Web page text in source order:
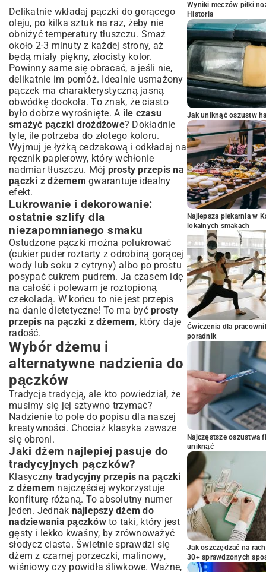
Delikatnie wkładaj pączki do gorącego
oleju, po kilka sztuk na raz, żeby nie
obniżyć temperatury tłuszczu. Smaż
około 2-3 minuty z każdej strony, aż
będą miały piękny, złocisty kolor.
Powinny same się obracać, a jeśli nie,
delikatnie im pomóż. Idealnie usmażony
pączek ma charakterystyczną jasną
obwódkę dookoła. To znak, że ciasto
było dobrze wyrośnięte. A ile czasu
smażyć pączki drożdżowe? Dokładnie
tyle, ile potrzeba do złotego koloru.
Wyjmuj je łyżką cedzakową i odkładaj na
ręcznik papierowy, który wchłonie
nadmiar tłuszczu. Mój prosty przepis na
pączki z dżemem gwarantuje idealny
efekt.
Lukrowanie i dekorowanie:
ostatnie szlify dla
niezapomnianego smaku
Ostudzone pączki można polukrować
(cukier puder roztarty z odrobiną gorącej
wody lub soku z cytryny) albo po prostu
posypać cukrem pudrem. Ja czasem idę
na całość i polewam je roztopioną
czekoladą. W końcu to nie jest przepis
na danie dietetyczne! To ma być prosty
przepis na pączki z dżemem, który daje
radość.
Wybór dżemu i
alternatywne nadzienia do
pączków
Tradycja tradycją, ale kto powiedział, że
musimy się jej sztywno trzymać?
Nadzienie to pole do popisu dla naszej
kreatywności. Chociaż klasyka zawsze
się obroni.
Jaki dżem najlepiej pasuje do
tradycyjnych pączków?
Klasyczny tradycyjny przepis na pączki
z dżemem najczęściej wykorzystuje
konfiturę różaną. To absolutny numer
jeden. Jednak najlepszy dżem do
nadziewania pączkówto taki, który jest
gęsty i lekko kwaśny, by zrównoważyć
słodycz ciasta. Świetnie sprawdzi się
dżem z czarnej porzeczki, malinowy,
wiśniowy czy powidła śliwkowe. Ważne,
Wyniki meczów piłki
Historia
Jak uniknąć oszustw
Najlepsza piekarnia w
lokalnych smakach
Ćwiczenia dla
poradnik
Najczęstsze oszustwa
uniknąć
Jak oszczędzać na
30+ sprawdzonych